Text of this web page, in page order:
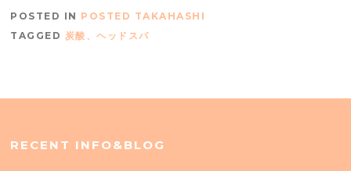
POSTED IN POSTED TAKAHASHI
TAGGED 炭酸、ヘッドスパ
RECENT INFO&BLOG